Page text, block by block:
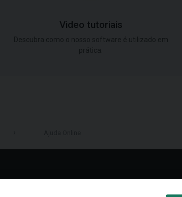
Video tutoriais